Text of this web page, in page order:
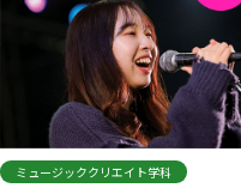
ミュージッククリエイト学科